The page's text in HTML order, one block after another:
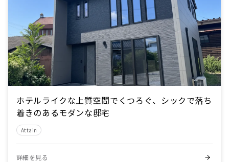
検索条件をクリア
ホテルライクな上質空間でくつろぐ、シックで落ち
着きのあるモダンな邸宅
Attain
詳細を見る